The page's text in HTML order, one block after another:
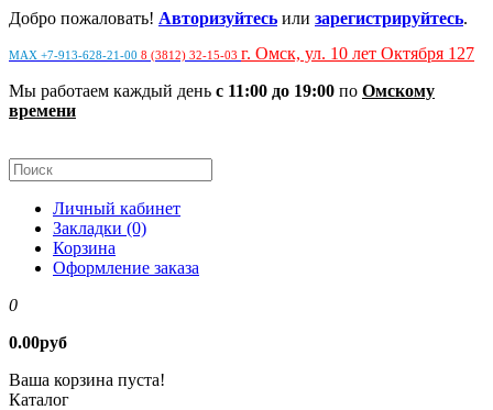
Добро пожаловать! Авторизуйтесь или зарегистрируйтесь.
MAX +7-913-628-21-00 8 (3812) 32-15-03 г. Омск, ул. 10 лет Октября 127
Мы работаем каждый день с 11:00 до 19:00 по Омскому
времени
Личный кабинет
Закладки (0)
Корзина
Оформление заказа
0
0.00руб
Ваша корзина пуста!
Каталог